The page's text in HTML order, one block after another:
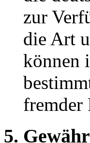
zur
die Art
können
fremder
5.